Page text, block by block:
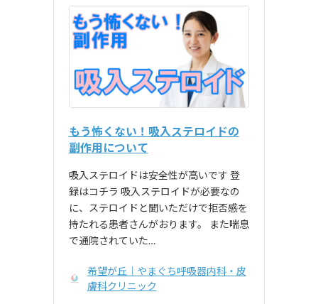
もう怖くない！吸入ステロイドの
副作用について
吸入ステロイドは安全性が高いです 登
録はコチラ 吸入ステロイドが必要なの
に、ステロイドと聞いただけで拒否感を
持たれる患者さんがおります。 また喘息
で通院されていた…
希望が丘｜やまぐち呼吸器内科・皮
膚科クリニック